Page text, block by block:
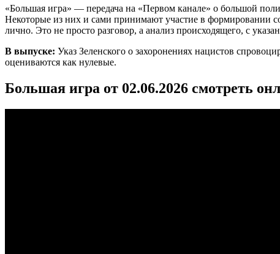
«Большая игра» — передача на «Первом канале» о большой
Некоторые из них и сами принимают участие в формировании
лично. Это не просто разговор, а анализ происходящего, с
В выпуске: Указ Зеленского о захоронениях нацистов
оцениваются как нулевые.
Большая игра от 02.06.2026 смотреть